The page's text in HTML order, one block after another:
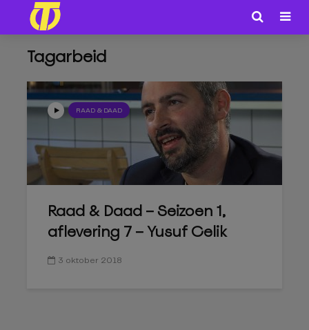
Tagarbeid
RAAD & DAAD
Raad & Daad – Seizoen 1,
aflevering 7 – Yusuf Celik
3 oktober 2018